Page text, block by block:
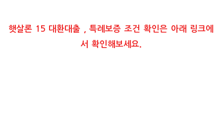
햇살론 15 대환대출 , 특례보증 조건 확인은 아래 링크에
서 확인해보세요.